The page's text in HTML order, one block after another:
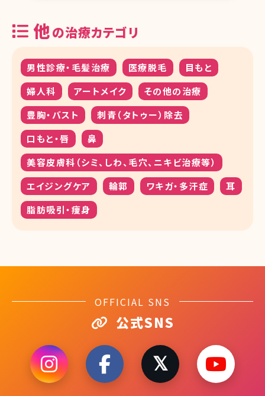
他の治療カテゴリ
男性診療・毛髪治療 医療脱毛
目もと
婦人科
アートメイク
その他の治療
豊胸・バスト
刺青（タトゥー）除去
口もと・唇
鼻
美容皮膚科（シミ、しわ、毛穴、ニキビ治療等）
エイジングケア
輪郭 ワキガ・多汗症
耳
脂肪吸引・痩身
OFFICIAL SNS
公式SNS